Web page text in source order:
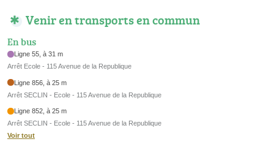
Venir en transports en commun
En bus
Ligne 55, à 31 m
Arrêt Ecole - 115 Avenue de la Republique
Ligne 856, à 25 m
Arrêt SECLIN - Ecole - 115 Avenue de la Republique
Ligne 852, à 25 m
Arrêt SECLIN - Ecole - 115 Avenue de la Republique
Voir tout